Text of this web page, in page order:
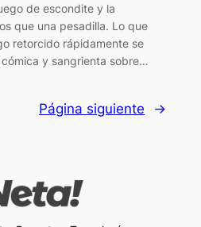
de escondite y la
que una pesadilla. Lo que
retorcido rápidamente se
y sangrienta sobre…
Página siguiente →